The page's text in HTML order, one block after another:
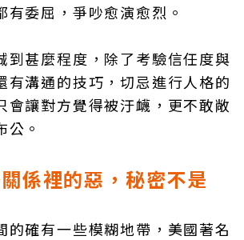
有委屈，爭吵愈演愈烈。
到甚麼程度，除了考驗信任度與
有溝通的技巧，切忌進行人格的
會讓對方覺得被汙衊，更不敢敞
公。
係裡的惡，秘密不是
的確有一些模糊地帶，美國著名